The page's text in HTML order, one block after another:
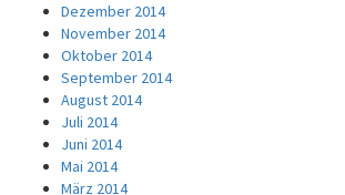
Dezember 2014
November 2014
Oktober 2014
September 2014
August 2014
Juli 2014
Juni 2014
Mai 2014
März 2014